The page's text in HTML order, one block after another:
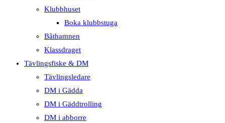
Klubbhuset
Boka klubbstuga
Båthamnen
Klassdraget
Tävlingsfiske & DM
Tävlingsledare
DM i Gädda
DM i Gäddtrolling
DM i abborre